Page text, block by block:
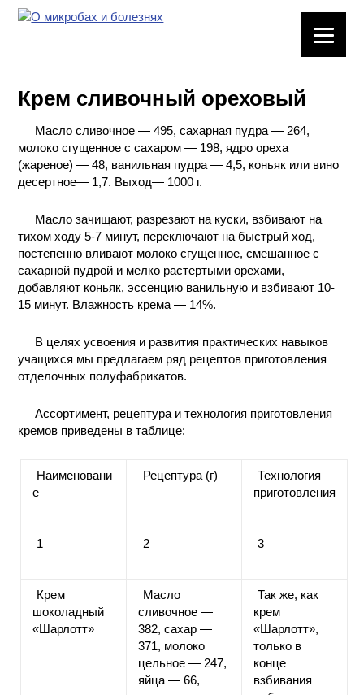
ХИМИЧЕСКАЯ
ВРЕДНЫЕ
ФАКТОРЫ
МЕТОДЫ
ПРАКТИЧЕСКОЙ
ХИМИИ
ХИМИЯ НА
ПРОИЗВОДСТВЕ
ТЕХНОЛОГИЯ
КОНТАКТЫ
Крем сливочный ореховый
Масло сливочное — 495, сахарная пудра — 264,
молоко сгущенное с сахаром — 198, ядро ореха
(жареное) — 48, ванильная пудра — 4,5, коньяк или вино
десертное— 1,7. Выход— 1000 г.
Масло зачищают, разрезают на куски, взбивают на
тихом ходу 5-7 минут, переключают на быстрый ход,
постепенно вливают молоко сгущенное, смешанное с
сахарной пудрой и мелко растертыми орехами,
добавляют коньяк, эссенцию ванильную и взбивают 10-
15 минут. Влажность крема — 14%.
В целях усвоения и развития практических навыков
учащихся мы предлагаем ряд рецептов приготовления
отделочных полуфабрикатов.
Ассортимент, рецептура и технология приготовления
кремов приведены в таблице:
Наименовани
е
Рецептура (г)
Технология
приготовления
1 2 3
Крем
шоколадный
«Шарлотт»
Масло
сливочное —
382, сахар —
371, молоко
цельное — 247,
яйца — 66,
Так же, как
крем
«Шарлотт»,
только в
конце
взбивания